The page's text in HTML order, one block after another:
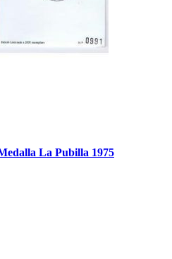
La Pubilla 1975